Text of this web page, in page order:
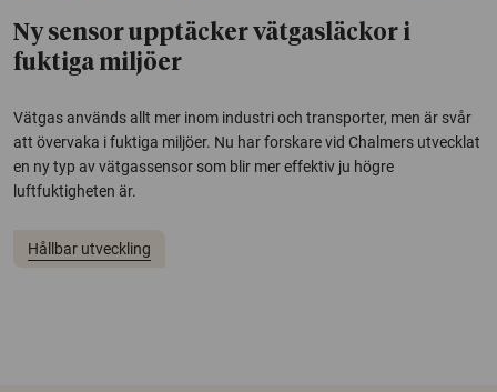
Ny sensor upptäcker vätgasläckor i
fuktiga miljöer
Vätgas används allt mer inom industri och transporter, men är svår
att övervaka i fuktiga miljöer. Nu har forskare vid Chalmers utvecklat
en ny typ av vätgassensor som blir mer effektiv ju högre
luftfuktigheten är.
Hållbar utveckling